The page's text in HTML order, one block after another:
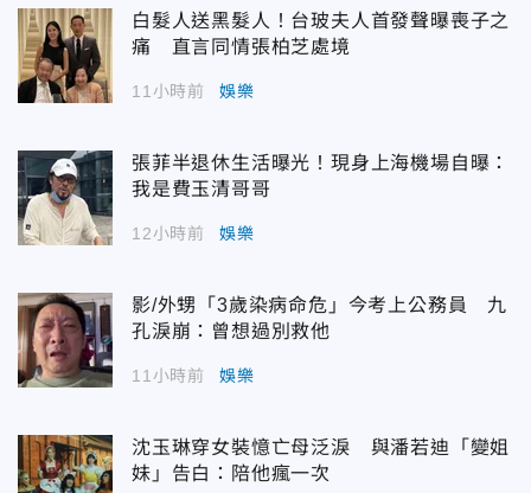
白髮人送黑髮人！台玻夫人首發聲曝喪子之
痛 直言同情張柏芝處境
11小時前 娛樂
張菲半退休生活曝光！現身上海機場自曝：
我是費玉清哥哥
12小時前 娛樂
影/外甥「3歲染病命危」今考上公務員 九
孔淚崩：曾想過別救他
11小時前 娛樂
沈玉琳穿女裝憶亡母泛淚 與潘若迪「變姐
妹」告白：陪他瘋一次